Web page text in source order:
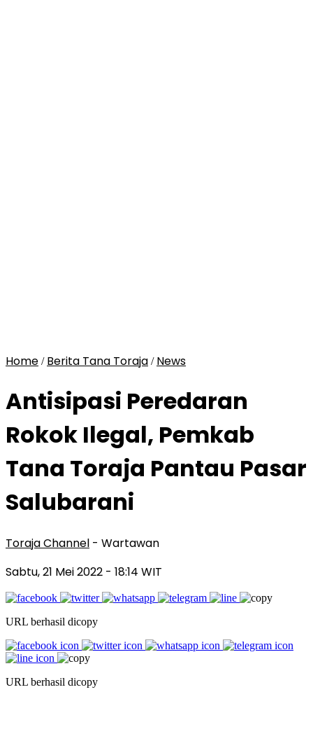
Home / Berita Tana Toraja / News
Antisipasi Peredaran
Rokok Ilegal, Pemkab
Tana Toraja Pantau Pasar
Salubarani
Toraja Channel - Wartawan
Sabtu, 21 Mei 2022 - 18:14 WIT
URL berhasil dicopy
URL berhasil dicopy